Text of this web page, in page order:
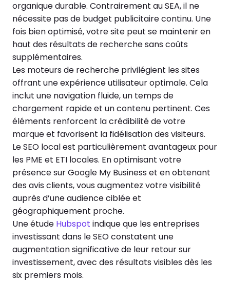
organique durable. Contrairement au SEA, il ne
nécessite pas de budget publicitaire continu. Une
fois bien optimisé, votre site peut se maintenir en
haut des résultats de recherche sans coûts
supplémentaires.
Les moteurs de recherche privilégient les sites
offrant une expérience utilisateur optimale. Cela
inclut une navigation fluide, un temps de
chargement rapide et un contenu pertinent. Ces
éléments renforcent la crédibilité de votre
marque et favorisent la fidélisation des visiteurs.
Le SEO local est particulièrement avantageux pour
les PME et ETI locales. En optimisant votre
présence sur Google My Business et en obtenant
des avis clients, vous augmentez votre visibilité
auprès d’une audience ciblée et
géographiquement proche.
Une étude Hubspot indique que les entreprises
investissant dans le SEO constatent une
augmentation significative de leur retour sur
investissement, avec des résultats visibles dès les
six premiers mois.